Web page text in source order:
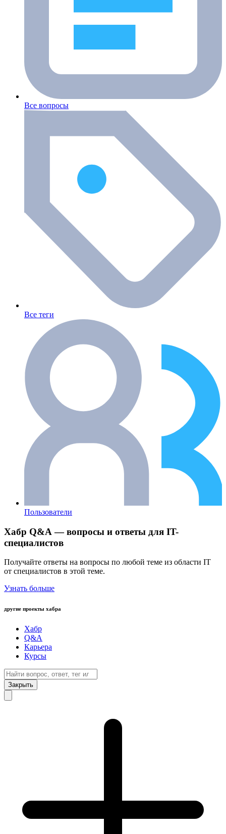
Все вопросы
Все теги
Пользователи
Хабр Q&A — вопросы и ответы для IT-
специалистов
Получайте ответы на вопросы по любой теме из области IT
от специалистов в этой теме.
Узнать больше
другие проекты хабра
Хабр
Q&A
Карьера
Курсы
Закрыть